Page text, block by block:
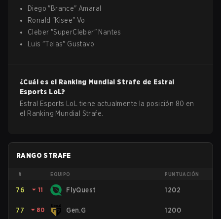
Diego "Brance" Amaral
Ronald "Kisee"Vo
Cleber "SuperCleber" Nantes
Luis "Telas" Gustavo
¿Cuál es el Ranking Mundial Strafe de Estral
Esports LoL?
Estral Esports LoL tiene actualmente la posición 80 en
el Ranking Mundial Strafe.
RANGO STRAFE
# EQUIPO PUNTUACIÓN
76 ⏷ 11 FlyQuest 1202
77 ⏷ 80 Gen.G 1200